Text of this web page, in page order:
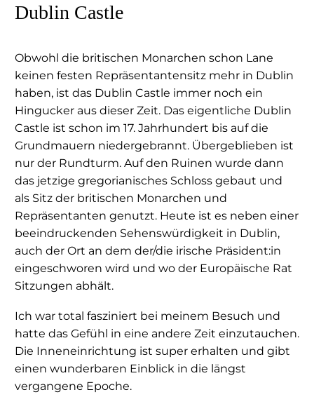
Dublin Castle
Obwohl die britischen Monarchen schon Lane
keinen festen Repräsentantensitz mehr in Dublin
haben, ist das Dublin Castle immer noch ein
Hingucker aus dieser Zeit. Das eigentliche Dublin
Castle ist schon im 17. Jahrhundert bis auf die
Grundmauern niedergebrannt. Übergeblieben ist
nur der Rundturm. Auf den Ruinen wurde dann
das jetzige gregorianisches Schloss gebaut und
als Sitz der britischen Monarchen und
Repräsentanten genutzt. Heute ist es neben einer
beeindruckenden Sehenswürdigkeit in Dublin,
auch der Ort an dem der/die irische Präsident:in
eingeschworen wird und wo der Europäische Rat
Sitzungen abhält.
Ich war total fasziniert bei meinem Besuch und
hatte das Gefühl in eine andere Zeit einzutauchen.
Die Inneneinrichtung ist super erhalten und gibt
einen wunderbaren Einblick in die längst
vergangene Epoche.